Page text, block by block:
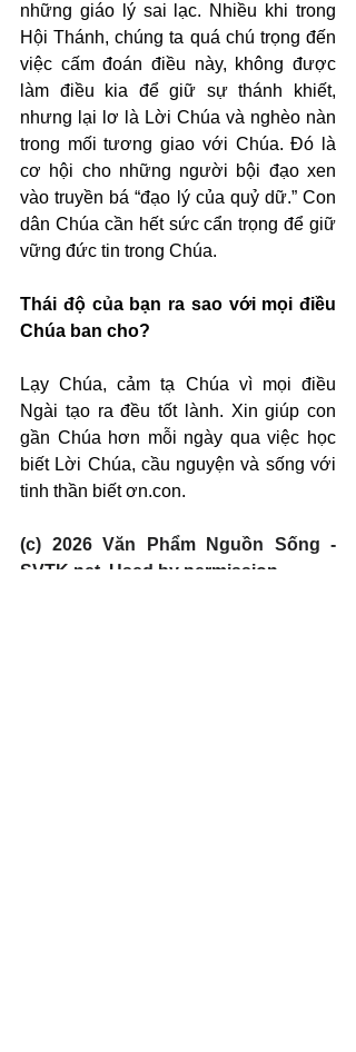
những giáo lý sai lạc. Nhiều khi trong
Hội Thánh, chúng ta quá chú trọng đến
việc cấm đoán điều này, không được
làm điều kia để giữ sự thánh khiết,
nhưng lại lơ là Lời Chúa và nghèo nàn
trong mối tương giao với Chúa. Đó là
cơ hội cho những người bội đạo xen
vào truyền bá “đạo lý của quỷ dữ.” Con
dân Chúa cần hết sức cẩn trọng để giữ
vững đức tin trong Chúa.
Thái độ của bạn ra sao với mọi điều
Chúa ban cho?
Lạy Chúa, cảm tạ Chúa vì mọi điều
Ngài tạo ra đều tốt lành. Xin giúp con
gần Chúa hơn mỗi ngày qua việc học
biết Lời Chúa, cầu nguyện và sống với
tinh thần biết ơn.con.
(c) 2026 Văn Phẩm Nguồn Sống -
SVTK.net. Used by permission.